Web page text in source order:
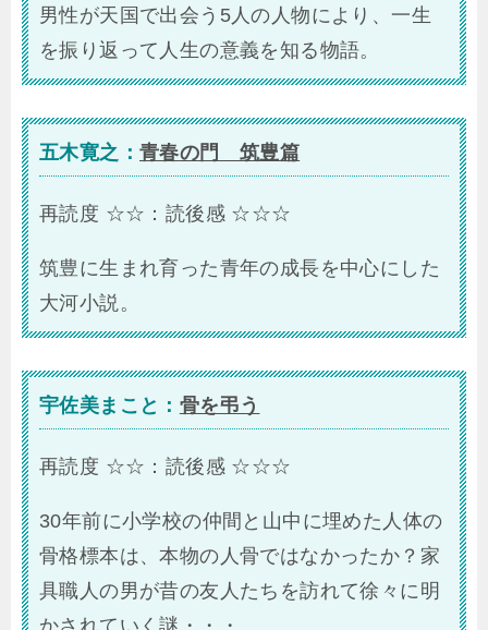
男性が天国で出会う5人の人物により、一生
を振り返って人生の意義を知る物語。
五木寛之： 青春の門 筑豊篇
再読度 ☆☆：読後感 ☆☆☆
筑豊に生まれ育った青年の成長を中心にした
大河小説。
宇佐美まこと： 骨を弔う
再読度 ☆☆：読後感 ☆☆☆
30年前に小学校の仲間と山中に埋めた人体の
骨格標本は、本物の人骨ではなかったか？家
具職人の男が昔の友人たちを訪れて徐々に明
かされていく謎・・・。